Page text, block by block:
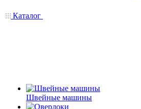
Каталог
Швейные машины